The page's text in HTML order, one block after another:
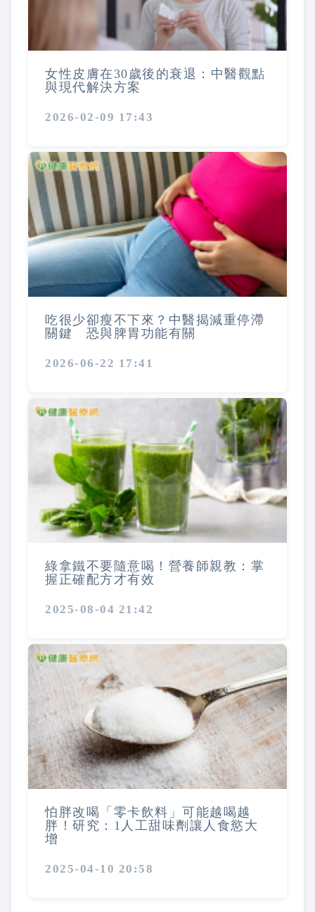
女性皮膚在30歲後的衰退：中醫觀點
與現代解決方案
2026-02-09 17:43
吃很少卻瘦不下來？中醫揭減重停滯
關鍵 恐與脾胃功能有關
2026-06-22 17:41
綠拿鐵不要隨意喝！營養師親教：掌
握正確配方才有效
2025-08-04 21:42
怕胖改喝「零卡飲料」可能越喝越
胖！研究：1人工甜味劑讓人食慾大
增
2025-04-10 20:58